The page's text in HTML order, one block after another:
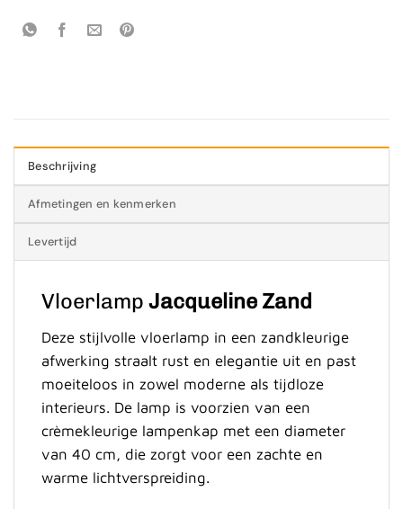
Beschrijving
Afmetingen en kenmerken
Levertijd
Vloerlamp Jacqueline Zand
Deze stijlvolle vloerlamp in een zandkleurige
afwerking straalt rust en elegantie uit en past
moeiteloos in zowel moderne als tijdloze
interieurs. De lamp is voorzien van een
crèmekleurige lampenkap met een diameter
van 40 cm, die zorgt voor een zachte en
warme lichtverspreiding.